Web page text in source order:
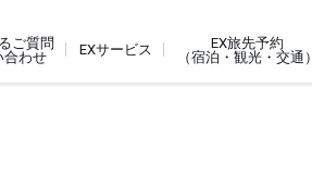
ご質問
合わせ
EXサービス
EX旅先予約
（宿泊・観光・交通）